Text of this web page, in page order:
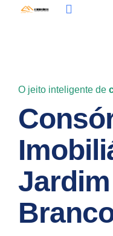
O jeito inteligente de